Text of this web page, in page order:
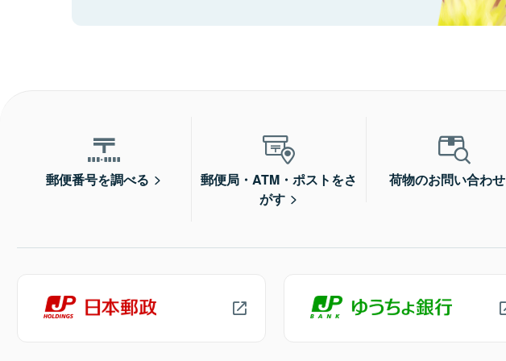
郵便番号を調べる
郵便局・ATM・ポストをさ
がす
荷物のお問い合わせ